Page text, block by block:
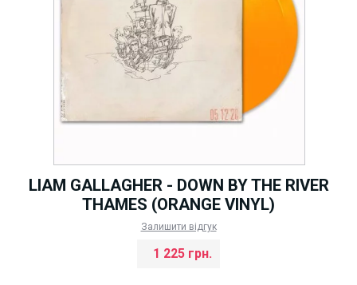
LIAM GALLAGHER - DOWN BY THE RIVER
THAMES (ORANGE VINYL)
Залишити відгук
1 225 грн.